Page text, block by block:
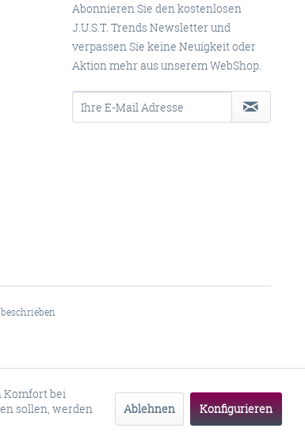
Abonnieren Sie den kostenlosen
J.U.S.T. Trends Newsletter und
verpassen Sie keine Neuigkeit oder
Aktion mehr aus unserem WebShop.
Komfort bei
sollen, werden
Ablehnen Konfigurieren